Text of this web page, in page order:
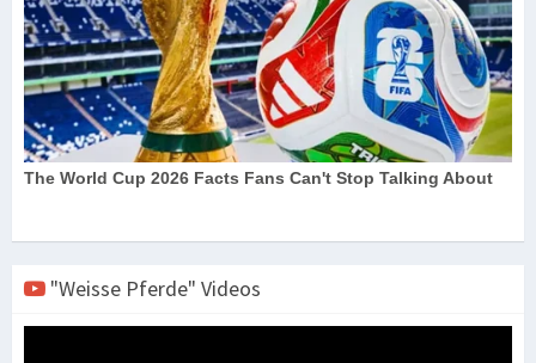
"Weisse Pferde" Videos